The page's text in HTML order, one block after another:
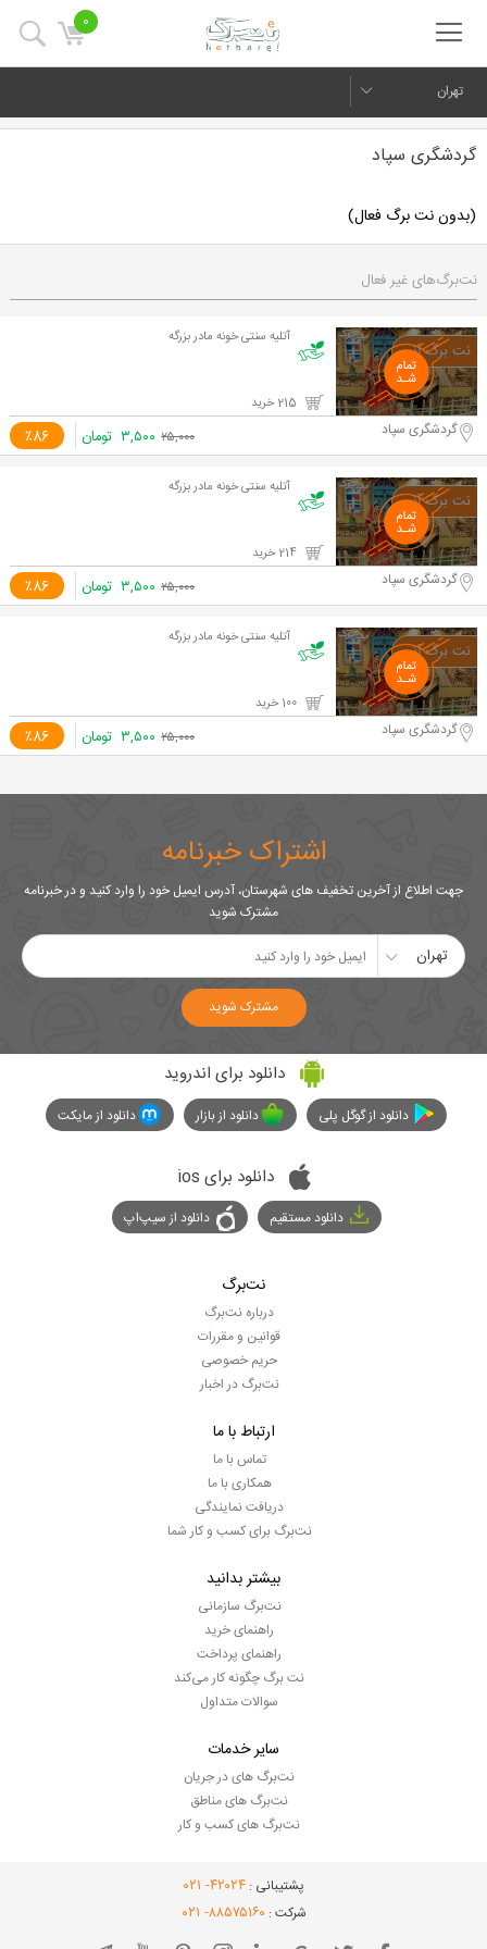
0
تهران
گردشگری سپاد
(بدون نت برگ فعال)
نت‌برگ‌های غیر فعال
آتلیه سنتی خونه مادر بزرگه
٪86 گردشگری سپاد ۲۵,۰۰۰ ۳,۵۰۰ تومان
آتلیه سنتی خونه مادر بزرگه
٪86 گردشگری سپاد ۲۵,۰۰۰ ۳,۵۰۰ تومان
آتلیه سنتی خونه مادر بزرگه
٪86 گردشگری سپاد ۲۵,۰۰۰ ۳,۵۰۰ تومان
اشتراک خبرنامه
جهت اطلاع از آخرین تخفیف های شهرستان، آدرس ایمیل خود را وارد کنید و در خبرنامه
مشترک شوید
تهران
مشترک شوید
دانلود برای اندروید
دانلود از گوگل پلی دانلود از بازار دانلود از مایکت
دانلود برای ios
دانلود مستقیم دانلود از سیپ‌اپ
نت‌برگ
درباره نت‌برگ
قوانین و مقررات
حریم خصوصی
نت‌برگ در اخبار
ارتباط با ما
تماس با ما
همکاری با ما
دریافت نمایندگی
نت‌برگ برای کسب و کار شما
بیشتر بدانید
نت‌برگ سازمانی
راهنمای خرید
راهنمای پرداخت
نت برگ چگونه کار می‌کند
سوالات متداول
سایر خدمات
نت‌برگ های در جریان
نت‌برگ های مناطق
نت‌برگ های کسب و کار
پشتیبانی : ۴۲۰۲۴- ۰۲۱
شرکت : ۸۸۵۷۵۱۶۰- ۰۲۱